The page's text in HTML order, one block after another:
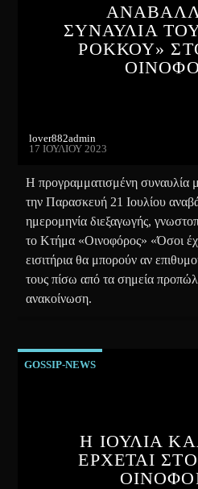
ΣΥΝΑΥΛΙΑ
ΡΟΚΚΟΥ»
lover882admin
17 ΙΟΥΛΊΟΥ 2023
Η προγραμματισμένη συναυλία
την Παρασκευή 21 Ιουλίου
ημερομηνία διεξαγωγής,
το Κτήμα «Οινοφόρος» «Όσοι
εισιτήρια θα μπορούν αν
τους πίσω από τα σημεία
ανακοίνωση.
GOSSIP-NEWS
Η ΙΟΥΛΙΑ
ΕΡΧΕΤΑΙ